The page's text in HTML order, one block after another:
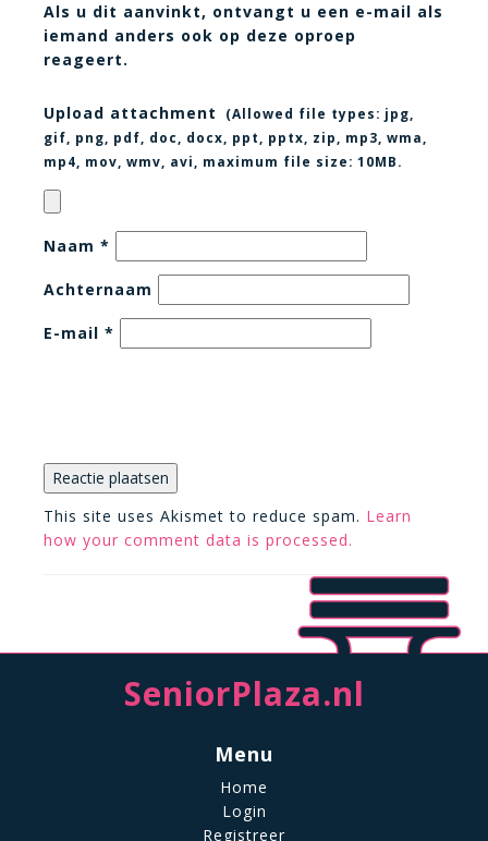
Als u dit aanvinkt, ontvangt u een e-mail als
iemand anders ook op deze oproep
reageert.
Upload attachment (Allowed file types: jpg,
gif, png, pdf, doc, docx, ppt, pptx, zip, mp3, wma,
mp4, mov, wmv, avi
, maximum file size: 10MB.
Naam *
Achternaam
E-mail *
This site uses Akismet to reduce spam. Learn
how your comment data is processed.
SeniorPlaza.nl
Menu
Home
Login
Registreer